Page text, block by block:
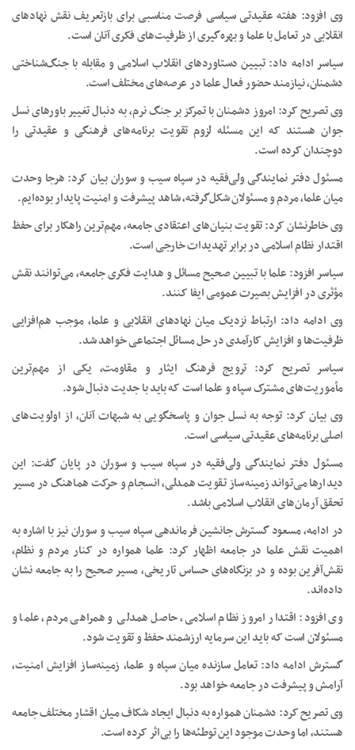
وی افزود: هفته عقیدتی سیاسی فرصت مناسبی برای بازتعریف نقش نهادهای
انقلابی در تعامل با علما و بهره‌گیری از ظرفیت‌های فکری آنان است.
سیاسر ادامه داد: تبیین دستاوردهای انقلاب اسلامی و مقابله با جنگ‌شناختی
دشمنان، نیازمند حضور فعال علما در عرصه‌های مختلف است.
وی تصریح کرد: امروز دشمنان با تمرکز بر جنگ نرم، به دنبال تغییر باورهای نسل
جوان هستند که این مسئله لزوم تقویت برنامه‌های فرهنگی و عقیدتی را
دوچندان کرده است.
مسئول دفتر نمایندگی ولی‌فقیه در سپاه سیب و سوران بیان کرد: هرجا وحدت
میان علما، مردم و مسئولان شکل‌گرفته، شاهد پیشرفت و امنیت پایدار بوده‌ایم.
وی خاطرنشان کرد: تقویت بنیان‌های اعتقادی جامعه، مهم‌ترین راهکار برای حفظ
اقتدار نظام اسلامی در برابر تهدیدات خارجی است.
سیاسر افزود: علما با تبیین صحیح مسائل و هدایت فکری جامعه، می‌توانند نقش
مؤثری در افزایش بصیرت عمومی ایفا کنند.
وی ادامه داد: ارتباط نزدیک میان نهادهای انقلابی و علما، موجب هم‌افزایی
ظرفیت‌ها و افزایش کارآمدی در حل مسائل اجتماعی خواهد شد.
سیاسر تصریح کرد: ترویج فرهنگ ایثار و مقاومت، یکی از مهم‌ترین
مأموریت‌های مشترک سپاه و علما است که باید با جدیت دنبال شود.
وی بیان کرد: توجه به نسل جوان و پاسخگویی به شبهات آنان، از اولویت‌های
اصلی برنامه‌های عقیدتی سیاسی است.
مسئول دفتر نمایندگی ولی‌فقیه در سپاه سیب و سوران در پایان گفت: این
دیدارها می‌تواند زمینه‌ساز تقویت همدلی، انسجام و حرکت هماهنگ در مسیر
تحقق آرمان‌های انقلاب اسلامی باشد.
در ادامه، مسعود گسترش جانشین فرماندهی سپاه سیب و سوران نیز با اشاره به
اهمیت نقش علما در جامعه اظهار کرد: علما همواره در کنار مردم و نظام،
نقش‌آفرین بوده و در بزنگاه‌های حساس تاریخی، مسیر صحیح را به جامعه نشان
داده‌اند.
وی افزود: اقتدار امروز نظام اسلامی، حاصل همدلی و همراهی مردم، علما و
مسئولان است که باید این سرمایه ارزشمند حفظ و تقویت شود.
گسترش ادامه داد: تعامل سازنده میان سپاه و علما، زمینه‌ساز افزایش امنیت،
آرامش و پیشرفت در جامعه خواهد بود.
وی تصریح کرد: دشمنان همواره به دنبال ایجاد شکاف میان اقشار مختلف جامعه
هستند، اما وحدت موجود این توطئه‌ها را بی‌اثر کرده است.